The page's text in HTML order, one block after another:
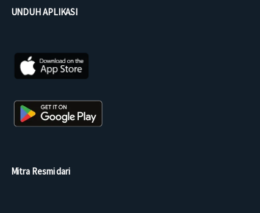
UNDUH APLIKASI
Mitra Resmi dari